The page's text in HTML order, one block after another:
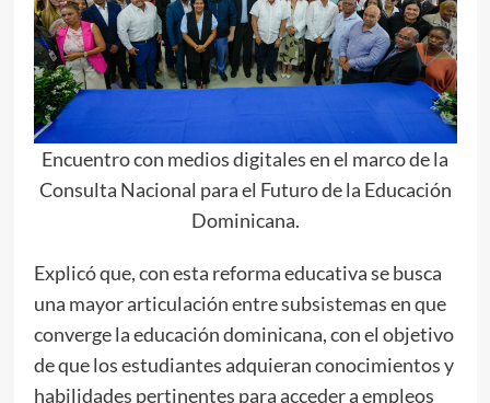
Encuentro con medios digitales en el marco de la
Consulta Nacional para el Futuro de la Educación
Dominicana.
Explicó que, con esta reforma educativa se busca
una mayor articulación entre subsistemas en que
converge la educación dominicana, con el objetivo
de que los estudiantes adquieran conocimientos y
habilidades pertinentes para acceder a empleos